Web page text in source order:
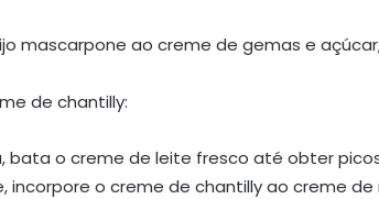
mascarpone ao creme de gemas e
de chantilly:
bata o creme de leite fresco até obter
incorpore o creme de chantilly ao creme